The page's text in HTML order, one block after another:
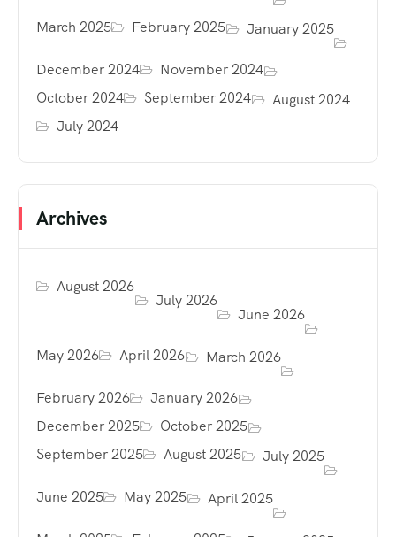
March 2025 February 2025 January 2025
December 2024
November 2024
October 2024
September 2024
August 2024
July 2024
Archives
August 2026
July 2026
June 2026
May 2026 April 2026 March 2026
February 2026
January 2026
December 2025
October 2025
September 2025
August 2025 July 2025
June 2025 May 2025 April 2025